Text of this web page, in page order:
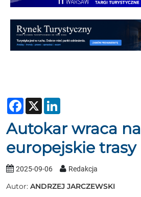
Facebook
X
Autokar wraca na
europejskie trasy
2025-09-06 Redakcja
Autor: ANDRZEJ JARCZEWSKI